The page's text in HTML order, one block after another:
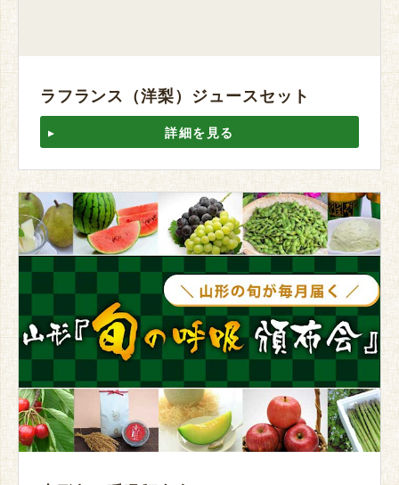
ラフランス（洋梨）ジュースセット
詳細を見る